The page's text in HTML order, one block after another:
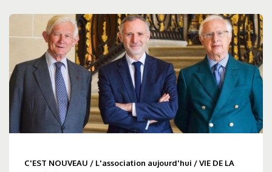
C'EST NOUVEAU / L'association aujourd'hui /VIE DE LA